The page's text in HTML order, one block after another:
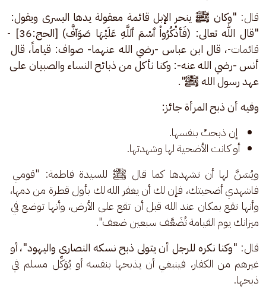
قال: "وكان ﷺ ينحر الإبل قائمة معقولة يدها اليسرى ويقول:
"قال اللّٰه تعالى: (فَأذْكُرُواْ ٱسْمَ ٱللَّهِ عَلَيْهَا صَوَآفَّ) [الحج:36]
-
قائمات-، قال ابن عباس -رضي الله عنهما- صواف: قياماً، قال
أنس -رضي الله عنه-: وكنا نأكل من ذبائح النساء والصبيان على
عهد رسول الله ﷺ".
وفيه أن ذبح المرأة جائز:
إن ذبحتْ بنفسها.
أو كانت الأضحية لها وشهدتها.
ويُسَنَّ لها أن تشهدها كما قال ﷺ للسيدة فاطمة: "قومي
فاشهدي أضحيتك، فإن لك أن يغفر الله لك بأول قطرة من دمها،
وأنها تقع بمكان عند الله قبل أن تقع على الأرض، وأنها توضع في
ميزانك يوم القيامة تُضَعَّف سبعين ضعف".
قال: "وكنا نكره للرجل أن يتولى ذبح نسكه النصارى واليهود"، أو
غيرهم من الكفار، فينبغي أن يذبحها بنفسه أو يُوَكِّل مسلم في
ذبحها.